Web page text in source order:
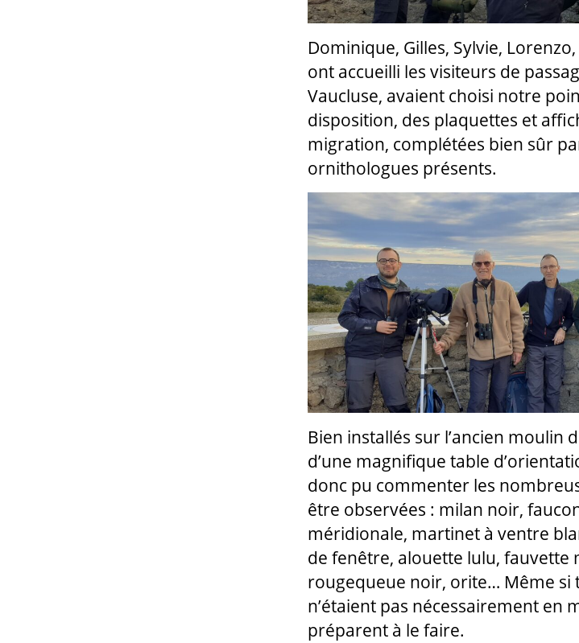
Dominique, Gilles, Sylvie,
ont accueilli les visiteurs de
Vaucluse, avaient choisi notre
disposition, des plaquettes et
migration, complétées bien sûr
ornithologues présents.
Bien installés sur l’ancien moulin
d’une magnifique table
donc pu commenter les
être observées : milan noir,
méridionale, martinet à ventre
de fenêtre, alouette lulu, fauvette
rougequeue noir, orite… Même si
n’étaient pas nécessairement en
préparent à le faire.